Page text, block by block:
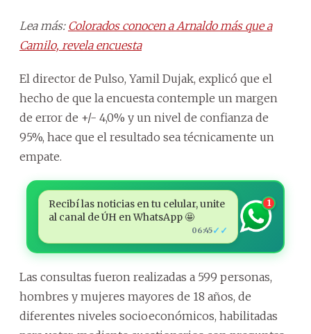
Lea más: Colorados conocen a Arnaldo más que a
Camilo, revela encuesta
El director de Pulso, Yamil Dujak, explicó que el
hecho de que la encuesta contemple un margen
de error de +/- 4,0% y un nivel de confianza de
95%, hace que el resultado sea técnicamente un
empate.
Recibí las noticias en tu celular, unite
al canal de ÚH en WhatsApp 🤩
06:45✓✓
1
Las consultas fueron realizadas a 599 personas,
hombres y mujeres mayores de 18 años, de
diferentes niveles socioeconómicos, habilitadas